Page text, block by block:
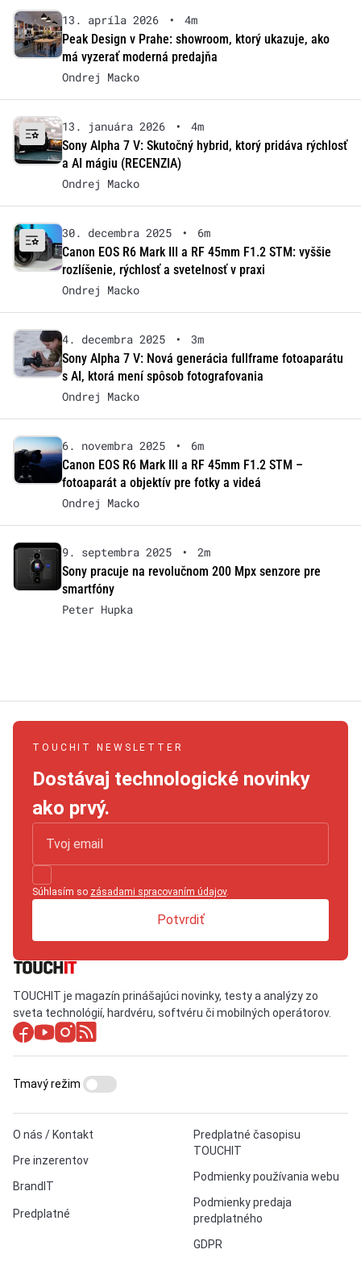
13. apríla 2026 •
4m
Peak Design v Prahe: showroom, ktorý ukazuje, ako
má vyzerať moderná predajňa
Ondrej Macko
13. januára 2026 •
4m
Sony Alpha 7 V: Skutočný hybrid, ktorý pridáva rýchlosť
a AI mágiu (RECENZIA)
Ondrej Macko
30. decembra 2025 •
6m
Canon EOS R6 Mark III a RF 45mm F1.2 STM: vyššie
rozlíšenie, rýchlosť a svetelnosť v praxi
Ondrej Macko
4. decembra 2025 •
3m
Sony Alpha 7 V: Nová generácia fullframe fotoaparátu
s AI, ktorá mení spôsob fotografovania
Ondrej Macko
6. novembra 2025 •
6m
Canon EOS R6 Mark III a RF 45mm F1.2 STM –
fotoaparát a objektív pre fotky a videá
Ondrej Macko
9. septembra 2025 •
2m
Sony pracuje na revolučnom 200 Mpx senzore pre
smartfóny
Peter Hupka
TOUCHIT NEWSLETTER
Dostávaj technologické novinky
ako prvý.
Súhlasím so zásadami spracovaním údajov.
Potvrdiť
TOUCHIT je magazín prinášajúci novinky, testy a analýzy zo
sveta technológií, hardvéru, softvéru či mobilných operátorov.
O nás / Kontakt
Pre inzerentov
BrandIT
Predplatné
Predplatné časopisu
TOUCHIT
Podmienky používania webu
Podmienky predaja
predplatného
GDPR
Tmavý režim